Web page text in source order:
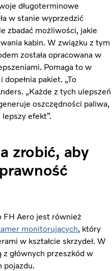
długoterminowe
w stanie wyprzedzić
zbadać możliwości, jakie
kabin. W związku z tym
została opracowana w
Pomaga to w
pakiet. „To
„Każde z tych ulepszeń
oszczędności paliwa,
efekt”.
zrobić, aby
FH Aero jest również
monitorujących, który
w kształcie skrzydeł. W
głównych przeszkód w
pojazdu.